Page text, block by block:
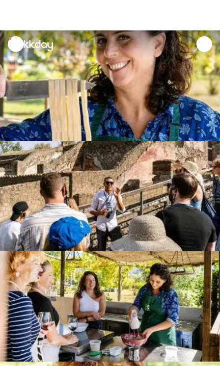
unread
notifications